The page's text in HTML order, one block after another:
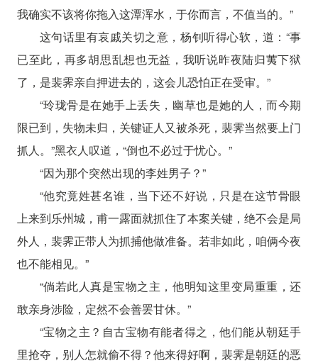
我确实不该将你拖入这潭浑水，于你而言，不值当的。”
这句话里有哀戚关切之意，杨钊听得心软，道：“事
已至此，再多胡思乱想也无益，我听说昨夜陆归荑下狱
了，是裴霁亲自押进去的，这会儿恐怕正在受审。”
“玲珑骨是在她手上丢失，幽草也是她的人，而今期
限已到，失物未归，关键证人又被杀死，裴霁当然要上门
抓人。”黑衣人叹道，“倒也不必过于忧心。”
“因为那个突然出现的李姓男子？”
“他究竟姓甚名谁，当下还不好说，只是在这节骨眼
上来到乐州城，甫一露面就抓住了本案关键，绝不会是局
外人，裴霁正带人为抓捕他做准备。若非如此，咱俩今夜
也不能相见。”
“倘若此人真是宝物之主，他明知这里变局重重，还
敢亲身涉险，定然不会善罢甘休。”
“宝物之主？自古宝物有能者得之，他们能从朝廷手
里抢夺，别人怎就偷不得？他来得好啊，裴霁是朝廷的恶